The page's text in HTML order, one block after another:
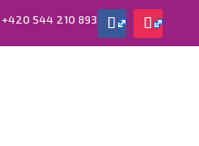
+420 544 210 893